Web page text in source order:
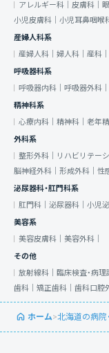
アレルギー科｜ 皮膚科｜
小児皮膚科｜ 小児耳鼻咽喉
産婦人科系
産婦人科｜ 婦人科｜ 産科｜
呼吸器科系
呼吸器内科｜ 呼吸器外科｜
精神科系
心療内科｜ 精神科｜ 老年
外科系
整形外科｜
リハビリテー
脳神経外科｜ 形成外科｜ 性
泌尿器科・肛門科系
肛門科｜ 泌尿器科｜ 小児
美容系
美容皮膚科｜ 美容外科｜
その他
放射線科｜ 臨床検査・病理
歯科｜ 矯正歯科｜ 歯科口腔
ホーム>北海道の病院